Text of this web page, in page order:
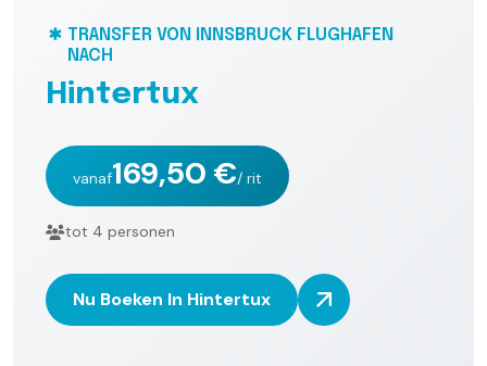
TRANSFER VON INNSBRUCK FLUGHAFEN
NACH
Hintertux
vanaf169,50 €/ rit
tot 4 personen
Nu Boeken In Hintertux